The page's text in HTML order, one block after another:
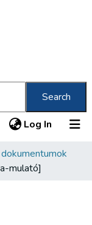
Search
Log In (current)
mulató]